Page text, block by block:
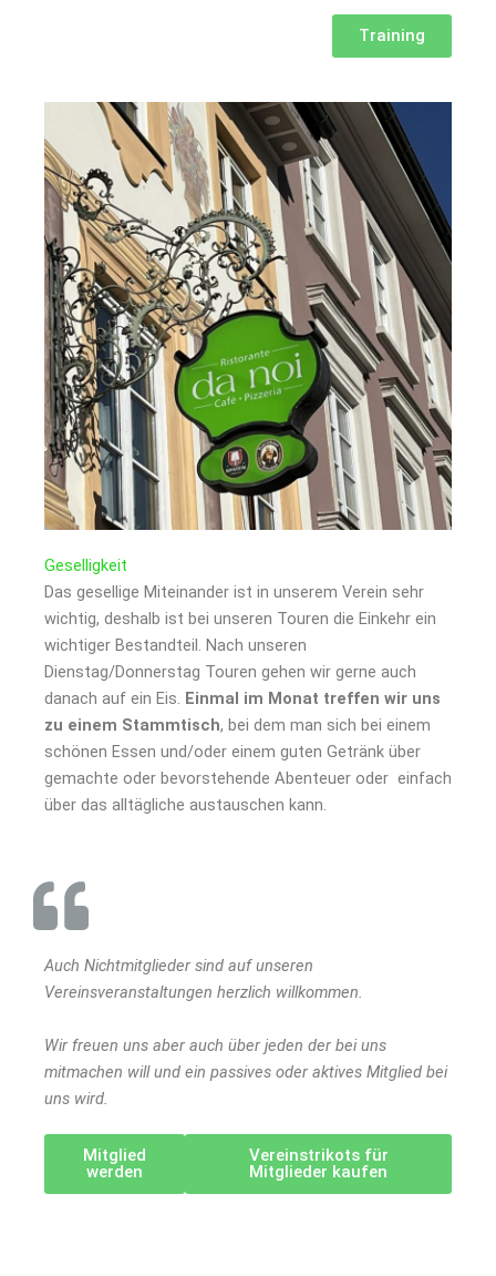
Training
Geselligkeit
Das gesellige Miteinander ist in unserem Verein sehr
wichtig, deshalb ist bei unseren Touren die Einkehr ein
wichtiger Bestandteil. Nach unseren
Dienstag/Donnerstag Touren gehen wir gerne auch
danach auf ein Eis. Einmal im Monat treffen wir uns
zu einem Stammtisch, bei dem man sich bei einem
schönen Essen und/oder einem guten Getränk über
gemachte oder bevorstehende Abenteuer oder einfach
über das alltägliche austauschen kann.
Auch Nichtmitglieder sind auf unseren
Vereinsveranstaltungen herzlich willkommen.
Wir freuen uns aber auch über jeden der bei uns
mitmachen will und ein passives oder aktives Mitglied bei
uns wird.
Mitglied
werden
Vereinstrikots für
Mitglieder kaufen